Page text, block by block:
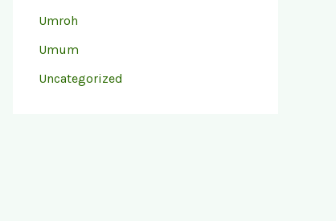
Umroh
Umum
Uncategorized